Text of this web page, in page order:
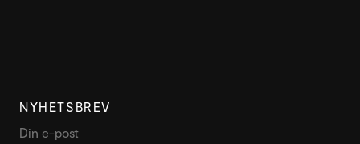
NYHETSBREV